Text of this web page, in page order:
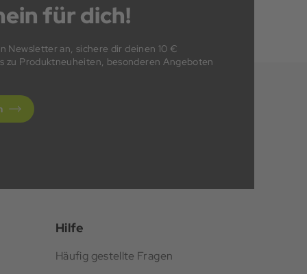
für dich!
Newsletter an, sichere dir deinen 10 €
zu Produktneuheiten, besonderen Angeboten
Hilfe
Häufig gestellte Fragen